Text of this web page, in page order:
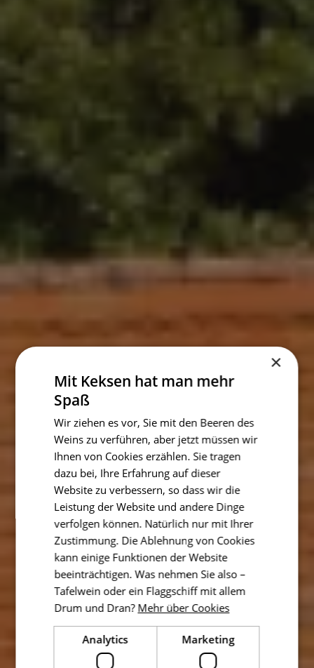
×
Mit Keksen hat man mehr
Spaß
Wir ziehen es vor, Sie mit den Beeren des
Weins zu verführen, aber jetzt müssen wir
Ihnen von Cookies erzählen. Sie tragen
dazu bei, Ihre Erfahrung auf dieser
Website zu verbessern, so dass wir die
Leistung der Website und andere Dinge
verfolgen können. Natürlich nur mit Ihrer
Zustimmung. Die Ablehnung von Cookies
kann einige Funktionen der Website
beeinträchtigen. Was nehmen Sie also –
Tafelwein oder ein Flaggschiff mit allem
Drum und Dran? Mehr über Cookies
Analytics Marketing